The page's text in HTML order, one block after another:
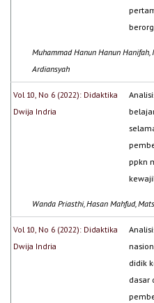
Muhammad Hanun Hanun Hanifah,
Ardiansyah
Vol 10, No 6 (2022): Didaktika
Dwija Indria
ppkn
Wanda Priasthi, Hasan Mahfud,
Vol 10, No 6 (2022): Didaktika
Dwija Indria
didik
dasar